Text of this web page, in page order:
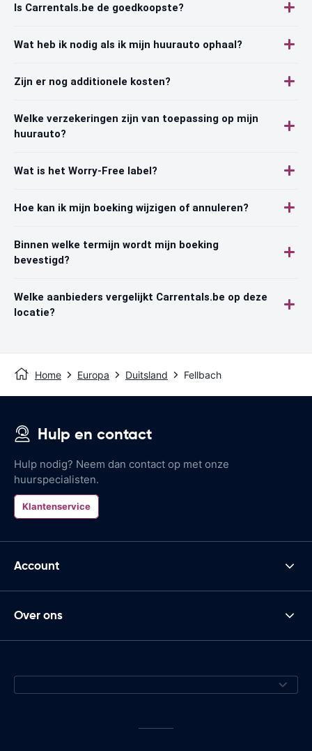
Is Carrentals.be de goedkoopste?
Wat heb ik nodig als ik mijn huurauto ophaal?
Zijn er nog additionele kosten?
Welke verzekeringen zijn van toepassing op mijn
huurauto?
Wat is het Worry-Free label?
Hoe kan ik mijn boeking wijzigen of annuleren?
Binnen welke termijn wordt mijn boeking
bevestigd?
Welke aanbieders vergelijkt Carrentals.be op deze
locatie?
Home Europa Duitsland Fellbach
Hulp en contact
Hulp nodig? Neem dan contact op met onze
huurspecialisten.
Klantenservice
Account
Over ons